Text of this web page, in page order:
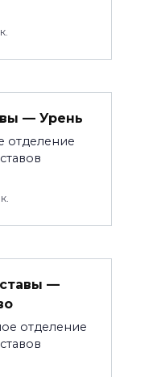
— Урень
отделение
—
отделение